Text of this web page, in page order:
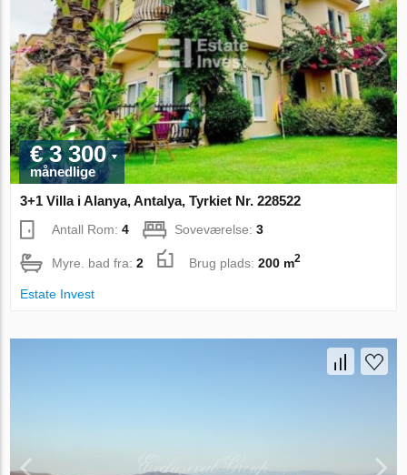
€ 3 300
månedlige
3+1 Villa i Alanya, Antalya, Tyrkiet Nr. 228522
Antall Rom:4 Soveværelse:3
Myre. bad fra:2 Brug plads:200 m2
Estate Invest